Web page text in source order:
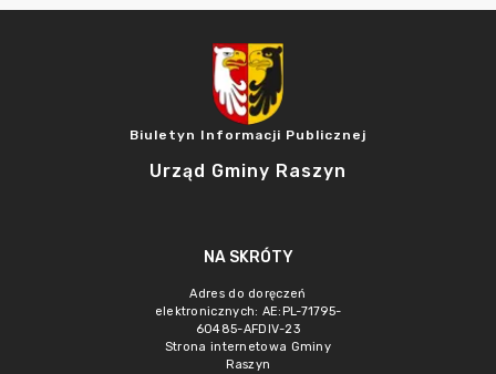
Biuletyn Informacji Publicznej
Urząd Gminy Raszyn
NA SKRÓTY
Adres do doręczeń
elektronicznych: AE:PL-71795-
60485-AFDIV-23
Strona internetowa Gminy
Raszyn